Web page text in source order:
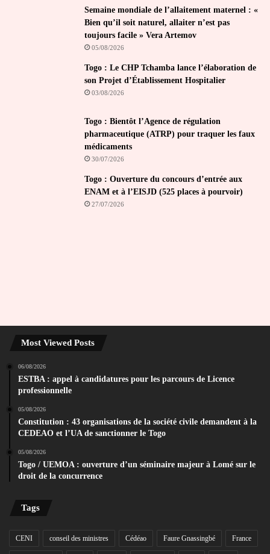
Semaine mondiale de l’allaitement maternel : «
Bien qu’il soit naturel, allaiter n’est pas
toujours facile » Vera Artemov
05/08/2026
Togo : Le CHP Tchamba lance l’élaboration de
son Projet d’Établissement Hospitalier
03/08/2026
Togo : Bientôt l’Agence de régulation
pharmaceutique (ATRP) pour traquer les faux
médicaments
30/07/2026
Togo : Ouverture du concours d’entrée aux
ENAM et à l’EISJD (525 places à pourvoir)
27/07/2026
Most Viewed Posts
06/08/2026
ESTBA : appel à candidatures pour les parcours de Licence
professionnelle
05/08/2026
Constitution : 43 organisations de la société civile demandent à la
CEDEAO et l’UA de sanctionner le Togo
05/08/2026
Togo / UEMOA : ouverture d’un séminaire majeur à Lomé sur le
droit de la concurrence
Tags
CENI conseil des ministres Cédéao Faure Gnassingbé France